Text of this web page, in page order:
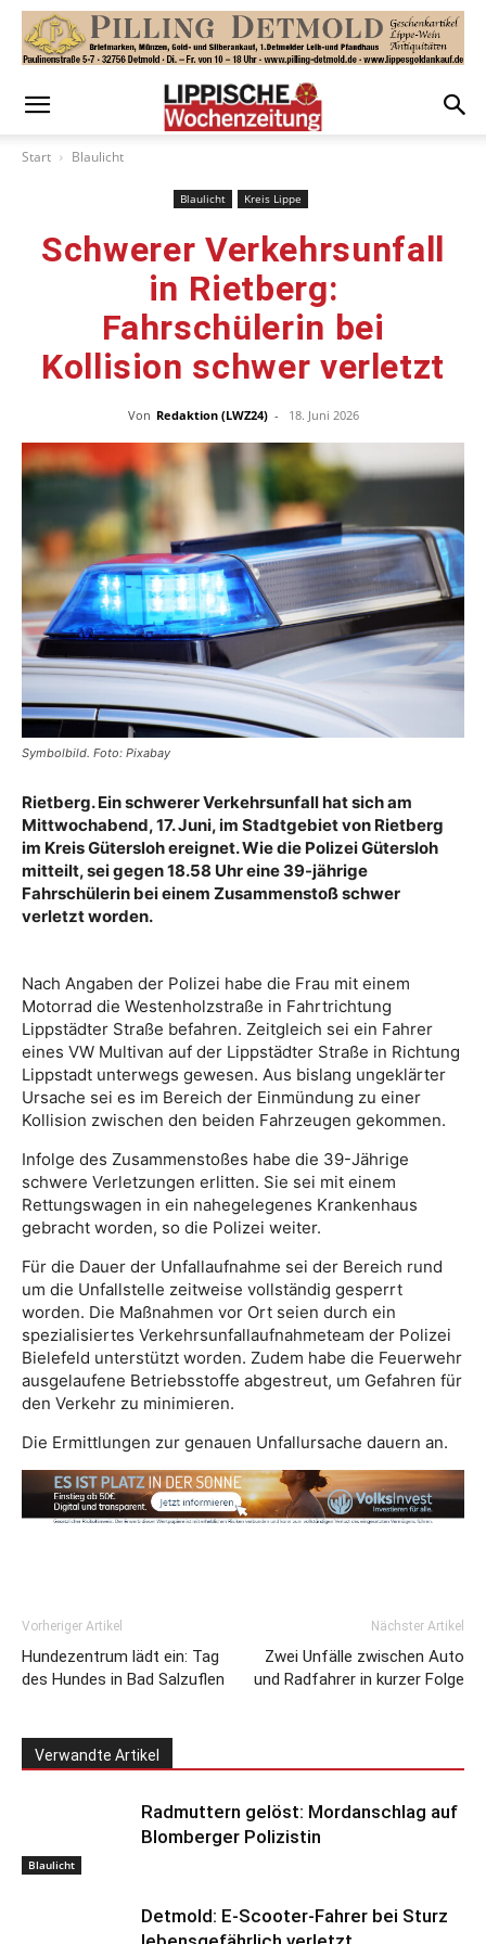
Start Blaulicht
Blaulicht Kreis Lippe
Schwerer Verkehrsunfall
in Rietberg:
Fahrschülerin bei
Kollision schwer verletzt
Von Redaktion (LWZ24) - 18. Juni 2026
Symbolbild. Foto: Pixabay
Rietberg. Ein schwerer Verkehrsunfall hat sich am
Mittwochabend, 17. Juni, im Stadtgebiet von Rietberg
im Kreis Gütersloh ereignet. Wie die Polizei Gütersloh
mitteilt, sei gegen 18.58 Uhr eine 39-jährige
Fahrschülerin bei einem Zusammenstoß schwer
verletzt worden.
Nach Angaben der Polizei habe die Frau mit einem
Motorrad die Westenholzstraße in Fahrtrichtung
Lippstädter Straße befahren. Zeitgleich sei ein Fahrer
eines VW Multivan auf der Lippstädter Straße in Richtung
Lippstadt unterwegs gewesen. Aus bislang ungeklärter
Ursache sei es im Bereich der Einmündung zu einer
Kollision zwischen den beiden Fahrzeugen gekommen.
Infolge des Zusammenstoßes habe die 39-Jährige
schwere Verletzungen erlitten. Sie sei mit einem
Rettungswagen in ein nahegelegenes Krankenhaus
gebracht worden, so die Polizei weiter.
Für die Dauer der Unfallaufnahme sei der Bereich rund
um die Unfallstelle zeitweise vollständig gesperrt
worden. Die Maßnahmen vor Ort seien durch ein
spezialisiertes Verkehrsunfallaufnahmeteam der Polizei
Bielefeld unterstützt worden. Zudem habe die Feuerwehr
ausgelaufene Betriebsstoffe abgestreut, um Gefahren für
den Verkehr zu minimieren.
Die Ermittlungen zur genauen Unfallursache dauern an.
Vorheriger Artikel
Hundezentrum lädt ein: Tag
des Hundes in Bad Salzuflen
Nächster Artikel
Zwei Unfälle zwischen Auto
und Radfahrer in kurzer Folge
Verwandte Artikel
Blaulicht
Radmuttern gelöst: Mordanschlag auf
Blomberger Polizistin
Detmold: E-Scooter-Fahrer bei Sturz